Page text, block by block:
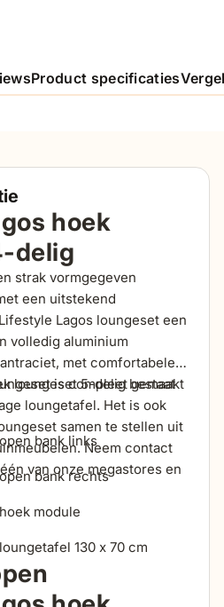
Product specificaties
hoek
delig
strak vormgegeven
een uitstekend
Lagos loungeset een
volledig aluminium
met comfortabele
is compleet gemaakt
loungetafel. Het is ook
samen te stellen uit
Neem contact
van onze megastores en
loungeset 5-delig bestaat
bank links
bank rechts
module
130 x 70 cm